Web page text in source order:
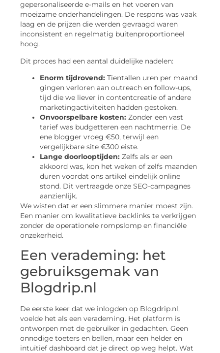
gepersonaliseerde e-mails en het voeren van
moeizame onderhandelingen. De respons was vaak
laag en de prijzen die werden gevraagd waren
inconsistent en regelmatig buitenproportioneel
hoog.
Dit proces had een aantal duidelijke nadelen:
Enorm tijdrovend: Tientallen uren per maand
gingen verloren aan outreach en follow-ups,
tijd die we liever in contentcreatie of andere
marketingactiviteiten hadden gestoken.
Onvoorspelbare kosten: Zonder een vast
tarief was budgetteren een nachtmerrie. De
ene blogger vroeg €50, terwijl een
vergelijkbare site €300 eiste.
Lange doorlooptijden: Zelfs als er een
akkoord was, kon het weken of zelfs maanden
duren voordat ons artikel eindelijk online
stond. Dit vertraagde onze SEO-campagnes
aanzienlijk.
We wisten dat er een slimmere manier moest zijn.
Een manier om kwalitatieve backlinks te verkrijgen
zonder de operationele rompslomp en financiële
onzekerheid.
Een verademing: het
gebruiksgemak van
Blogdrip.nl
De eerste keer dat we inlogden op Blogdrip.nl,
voelde het als een verademing. Het platform is
ontworpen met de gebruiker in gedachten. Geen
onnodige toeters en bellen, maar een helder en
intuïtief dashboard dat je direct op weg helpt. Wat